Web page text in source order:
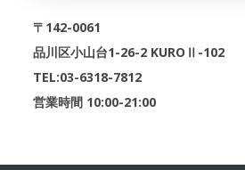
〒142-0061
品川区小山台1-26-2 KUROⅡ-102
TEL:03-6318-7812
営業時間 10:00-21:00